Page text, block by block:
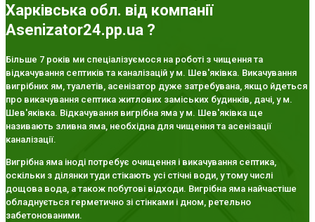
Харківська обл. від компанії
Asenizator24.pp.ua ?
Більше 7 років ми спеціалізуємося на роботі з чищення та
відкачування септиків та каналізацій у м. Шев'яківка. Викачування
вигрібних ям, туалетів, асенізатор дуже затребувана, якщо йдеться
про викачування септика житлових заміських будинків, дачі, у м.
Шев'яківка. Відкачування вигрібна яма у м. Шев'яківка ще
називають зливна яма, необхідна для чищення та асенізації
каналізації.
Вигрібна яма іноді потребує очищення і викачування септика,
оскільки з ділянки туди стікають усі стічні води, у тому числі
дощова вода, а також побутові відходи. Вигрібна яма найчастіше
обладнується герметично зі стінками і дном, ретельно
забетонованими.